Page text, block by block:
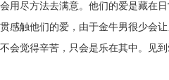
用尽方法去满意。他们的爱是藏在
感触他们的爱，由于金牛男很少会
会觉得辛苦，只会是乐在其中。见